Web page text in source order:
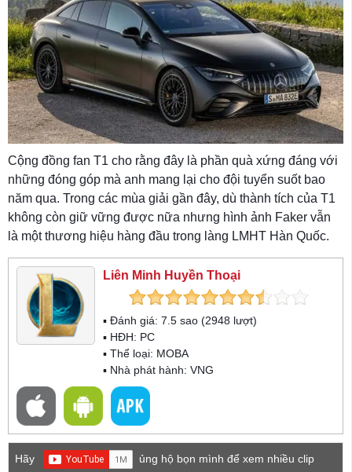
Cộng đồng fan T1 cho rằng đây là phần quà xứng đáng với
những đóng góp mà anh mang lại cho đội tuyển suốt bao
năm qua. Trong các mùa giải gần đây, dù thành tích của T1
không còn giữ vững được nữa nhưng hình ảnh Faker vẫn
là một thương hiệu hàng đầu trong làng LMHT Hàn Quốc.
Liên Minh Huyền Thoại
▪ Đánh giá: 7.5 sao (2948 lượt)
▪ HĐH: PC
▪ Thể loại: MOBA
▪ Nhà phát hành: VNG
Hãy ủng hộ bọn mình để xem nhiều clip